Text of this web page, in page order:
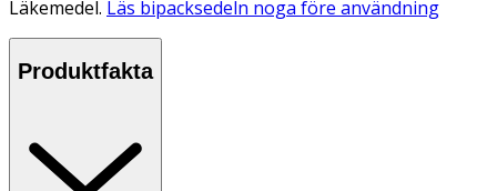
Läkemedel. Läs bipacksedeln noga före användning
Produktfakta